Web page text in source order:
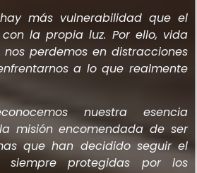
más vulnerabilidad que el
la propia luz. Por ello, vida
perdemos en distracciones
a lo que realmente
nuestra esencia
misión encomendada de ser
que han decidido seguir el
siempre protegidas por los